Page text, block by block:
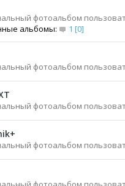
фотоальбом
альбомы:
1 [0]
фотоальбом
фотоальбом
фотоальбом